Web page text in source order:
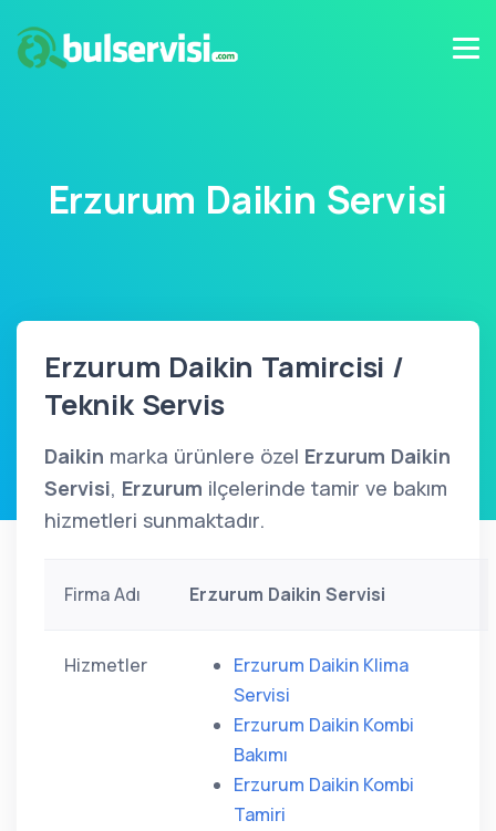
Erzurum Daikin Servisi
Erzurum Daikin Tamircisi /
Teknik Servis
Daikin marka ürünlere özel Erzurum Daikin
Servisi, Erzurum ilçelerinde tamir ve bakım
hizmetleri sunmaktadır.
Firma Adı Erzurum Daikin Servisi
Hizmetler
Erzurum Daikin Klima
Servisi
Erzurum Daikin Kombi
Bakımı
Erzurum Daikin Kombi
Tamiri